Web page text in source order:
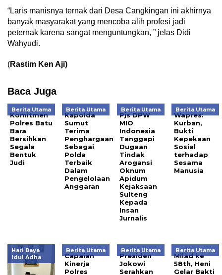
“Laris manisnya ternak dari Desa Cangkingan ini akhirnya
banyak masyarakat yang mencoba alih profesi jadi
peternak karena sangat menguntungkan, ” jelas Didi
Wahyudi.
(Rastim Ken Aji)
Baca Juga
Berita Utama
Komitmen
Polres Batu
Bara
Bersihkan
Segala
Bentuk
Judi
Berita Utama
Kapolda
Sumut
Terima
Penghargaan
Sebagai
Polda
Terbaik
Dalam
Pengelolaan
Anggaran
Berita Utama
Pjs DPW
MIO
Indonesia
Tanggapi
Dugaan
Tindak
Arogansi
Oknum
Apidum
Kejaksaan
Sulteng
Kepada
Insan
Jurnalis
Berita Utama
Wapres:
Kurban,
Bukti
Kepekaan
Sosial
terhadap
Sesama
Manusia
Hari Raya
Idul Adha
Berita Utama
Capaian
Kinerja
Polres
Berita Utama
Presiden
Jokowi
Serahkan
Berita Utama
Milad ke
58th, Heni
Gelar Bakti